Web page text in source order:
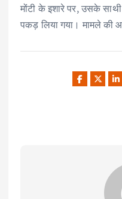
मोंटी के इशारे पर, उसके
पकड़ लिया गया। मामले की